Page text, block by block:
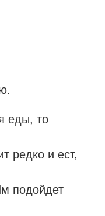
еды, то
редко и ест,
подойдет